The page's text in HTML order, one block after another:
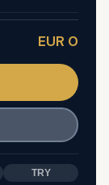
EUR 0
TRY